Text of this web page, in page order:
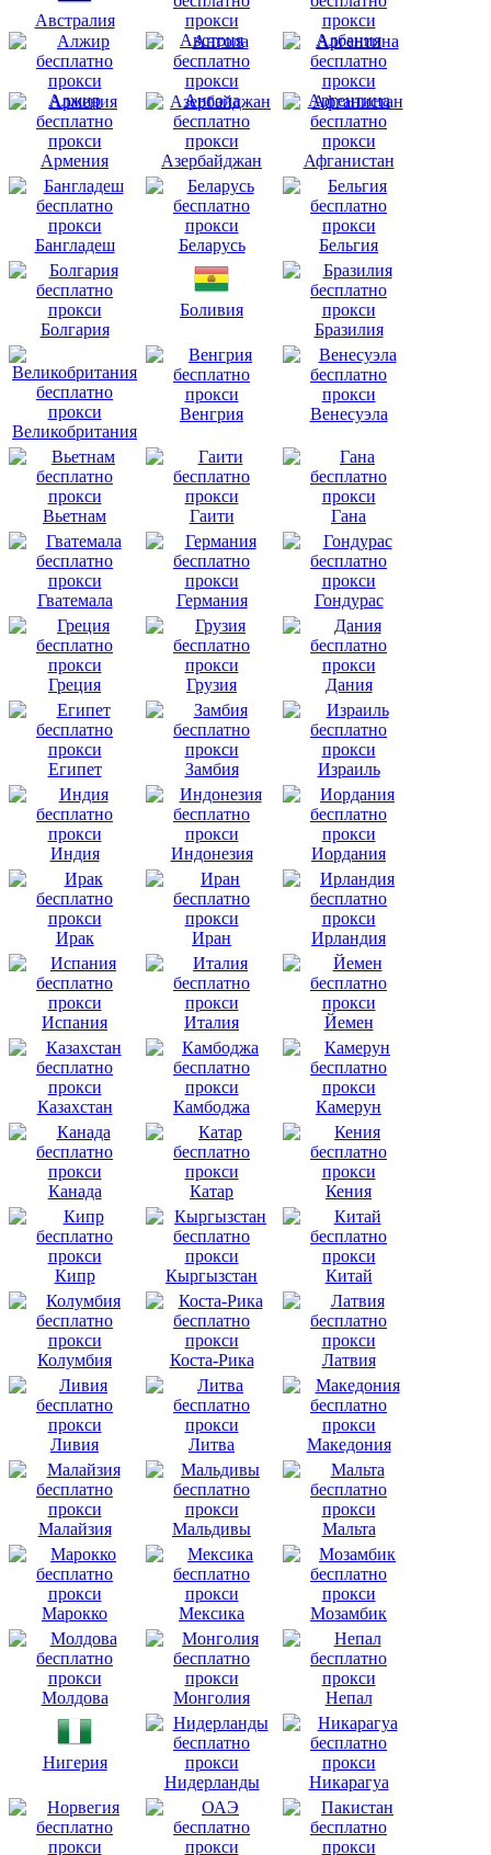
Австралия
Австрия
Албания
Алжир Ангола Аргентина
Армения Азербайджан Афганистан
Бангладеш Беларусь Бельгия
Болгария
Боливия
Бразилия
Великобритания
Венгрия Венесуэла
Вьетнам Гаити Гана
Гватемала Германия Гондурас
Греция Грузия Дания
Египет Замбия Израиль
Индия Индонезия Иордания
Ирак Иран Ирландия
Испания Италия Йемен
Казахстан Камбоджа Камерун
Канада Катар Кения
Кипр Кыргызстан Китай
Колумбия Коста-Рика Латвия
Ливия Литва Македония
Малайзия Мальдивы Мальта
Марокко Мексика Мозамбик
Молдова Монголия Непал
Нигерия
Нидерланды
Никарагуа